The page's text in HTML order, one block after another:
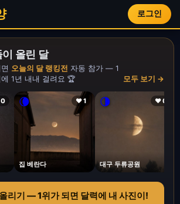
로그인
올린 달
오늘의 달 랭킹전 자동 참가 — 1
1년 내내 걸려요 🏆
모두 보기 →
🌘 ❤ 1
집 베란다
🌗 ❤ 0
대구 두류공원
리기 — 1위가 되면 달력에 내 사진이!